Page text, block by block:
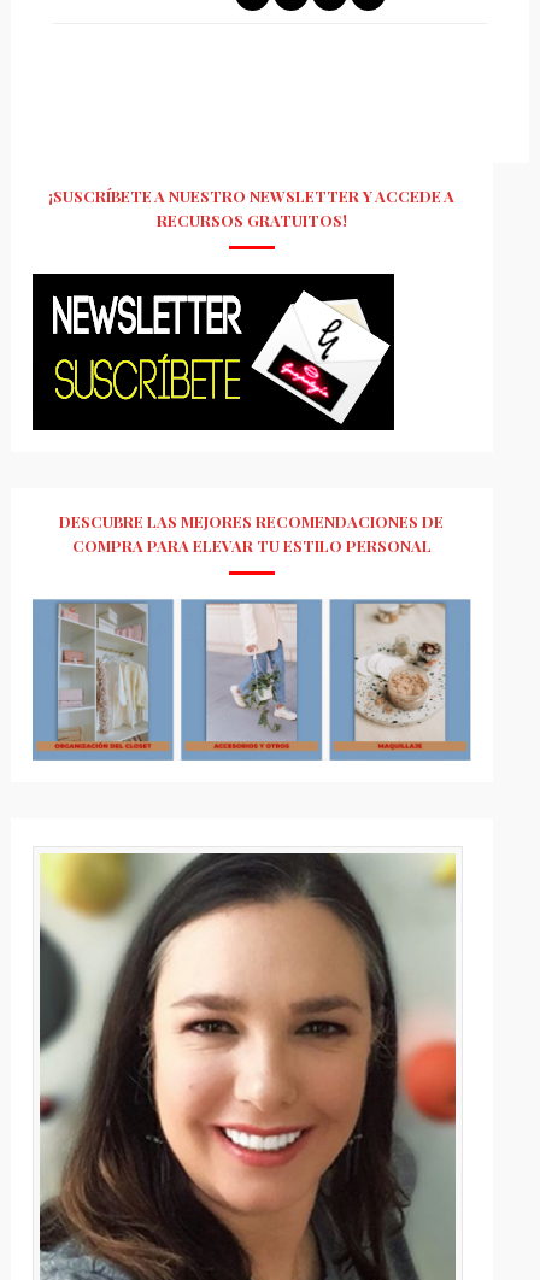
¡SUSCRÍBETE A NUESTRO NEWSLETTER Y ACCEDE A
RECURSOS GRATUITOS!
DESCUBRE LAS MEJORES RECOMENDACIONES DE
COMPRA PARA ELEVAR TU ESTILO PERSONAL